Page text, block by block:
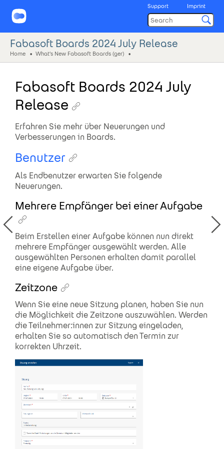
Support Imprint
Fabasoft Boards 2024 July Release
Home What's New Fabasoft Boards (ger)
Fabasoft Boards 2024 July
Release
Erfahren Sie mehr über Neuerungen und
Verbesserungen in Boards.
Benutzer
Als Endbenutzer erwarten Sie folgende
Neuerungen.
Mehrere Empfänger bei einer Aufgabe
Beim Erstellen einer Aufgabe können nun direkt
mehrere Empfänger ausgewählt werden. Alle
ausgewählten Personen erhalten damit parallel
eine eigene Aufgabe über.
Zeitzone
Wenn Sie eine neue Sitzung planen, haben Sie nun
die Möglichkeit die Zeitzone auszuwählen. Werden
die Teilnehmer:innen zur Sitzung eingeladen,
erhalten Sie so automatisch den Termin zur
korrekten Uhrzeit.